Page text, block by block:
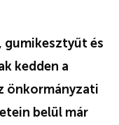
és
kedden a
önkormányzati
belül már